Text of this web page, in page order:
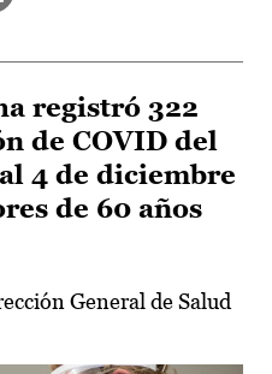
registró 322
de COVID del
4 de diciembre
de 60 años
General de Salud